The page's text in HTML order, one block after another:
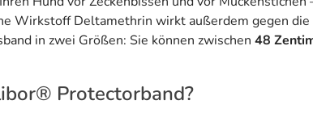
Wirkstoff Deltamethrin wirkt außerdem gegen die
in zwei Größen: Sie können zwischen 48
Protectorband?